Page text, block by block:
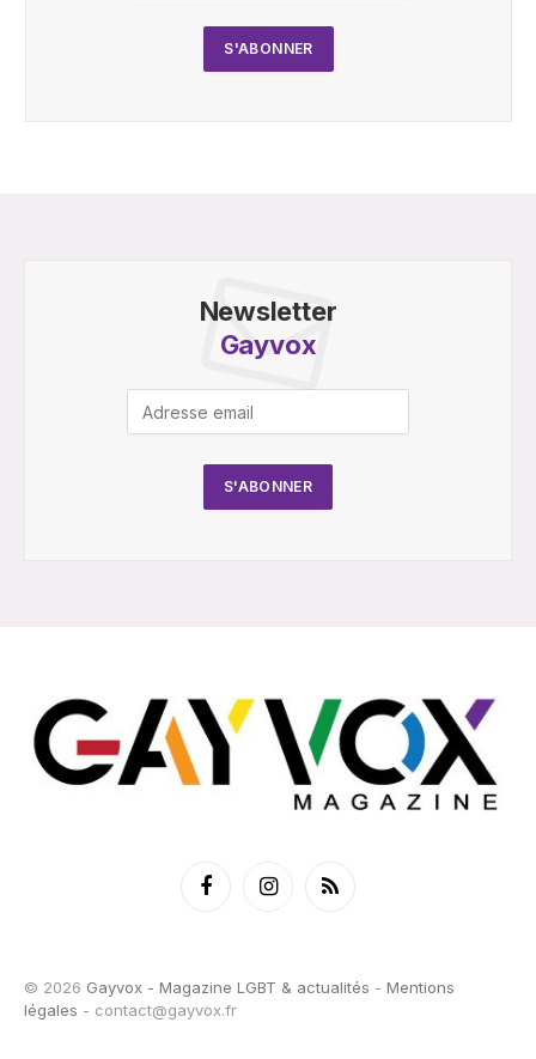
Newsletter
Gayvox
FacebookInstagramRSS
© 2026 Gayvox - Magazine LGBT & actualités - Mentions
légales - contact@gayvox.fr